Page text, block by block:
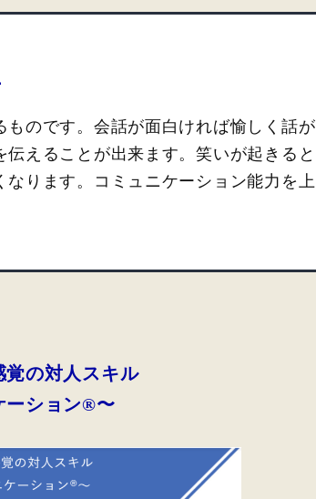
のです。会話が面白ければ愉しく話が
えることが出来ます。笑いが起きると
ります。コミュニケーション能力を上
の対人スキル
ション®〜